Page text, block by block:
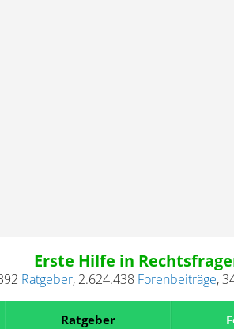
Erste Hilfe in
Ratgeber, 2.624.438 Forenbeiträge,
Ratgeber